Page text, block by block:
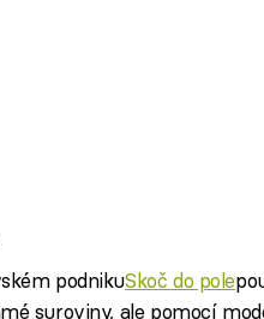
podnikuSkoč do pole
suroviny, ale pomocí